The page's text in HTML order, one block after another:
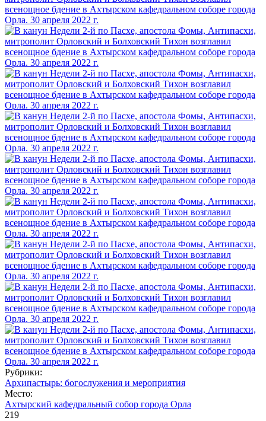
Рубрики:
Архипастырь: богослужения и мероприятия
Место:
Ахтырский кафедральный собор города Орла
219